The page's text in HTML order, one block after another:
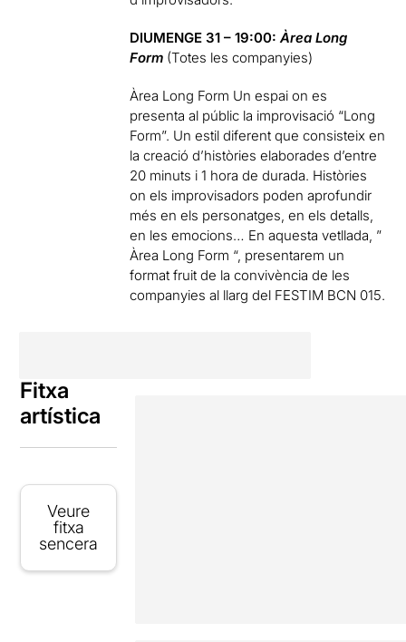
DIUMENGE 31 – 19:00: Àrea Long
Form (Totes les companyies)
Àrea Long Form Un espai on es
presenta al públic la improvisació “Long
Form”. Un estil diferent que consisteix en
la creació d’històries elaborades d’entre
20 minuts i 1 hora de durada. Històries
on els improvisadors poden aprofundir
més en els personatges, en els detalls,
en les emocions… En aquesta vetllada, ”
Àrea Long Form “, presentarem un
format fruit de la convivència de les
companyies al llarg del FESTIM BCN 015.
Fitxa
artística
Veure
fitxa
sencera